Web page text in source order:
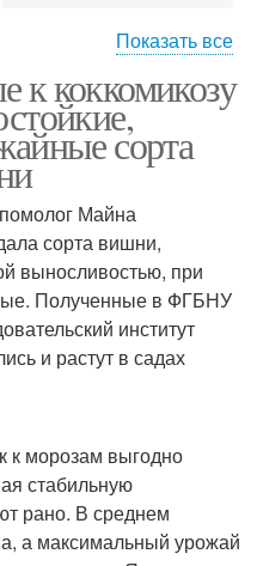
Сорта с фото
Низкорослые сорта
Поздние сорта
Ранние сорта
Показать все
к коккомикозу
сорта
Майна
сорта вишни,
выносливостью, при
Полученные в ФГБНУ
институт
и растут в садах
к морозам выгодно
стабильную
рано. В среднем
а максимальный урожай